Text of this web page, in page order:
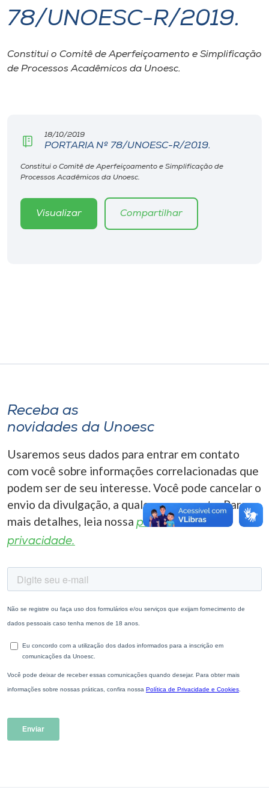
I.nova
Diplomados
CPA
Biblioteca
Editora
A-
78/UNOESC-R/2019.
Constitui o Comitê de Aperfeiçoamento e Simplificação
de Processos Acadêmicos da Unoesc.
18/10/2019
PORTARIA Nº 78/UNOESC-R/2019.
Constitui o Comitê de Aperfeiçoamento e Simplificação de
Processos Acadêmicos da Unoesc.
Visualizar Compartilhar
Receba as
novidades da Unoesc
Usaremos seus dados para entrar em contato
com você sobre informações correlacionadas que
podem ser de seu interesse. Você pode cancelar o
envio da divulgação, a qualquer momento. Para
mais detalhes, leia nossa política de
privacidade.